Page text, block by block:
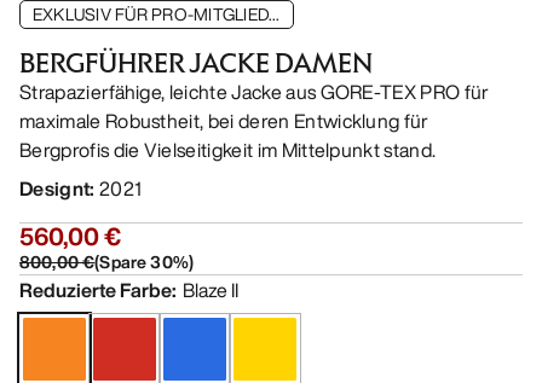
EXKLUSIV FÜR PRO-MITGLIED...
BERGFÜHRER JACKE DAMEN
Strapazierfähige, leichte Jacke aus GORE-TEX PRO für
maximale Robustheit, bei deren Entwicklung für
Bergprofis die Vielseitigkeit im Mittelpunkt stand.
Designt: 2021
560,00 €
800,00 €(Spare30%)
Reduzierte Farbe: Blaze II